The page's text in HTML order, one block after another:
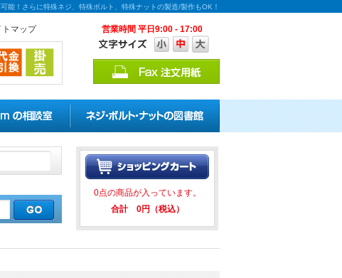
能！さらに特殊ネジ、特殊ボルト、特殊ナットの製造/製作もOK！
トマップ 営業時間 平日9:00 - 17:00
割引キャンペーンを実施中！
0点の商品が入っています。
合計 0円（税込）